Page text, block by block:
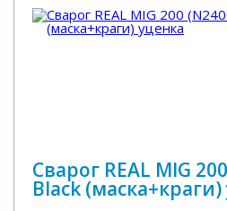
Сварог REAL MIG
Black